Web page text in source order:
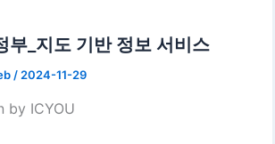
부_지도 기반 정보 서비스
/ 2024-11-29
by ICYOU